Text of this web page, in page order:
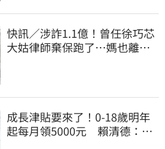
快訊／涉詐1.1億！曾任徐巧芯
大姑律師棄保跑了…媽也離
成長津貼要來了！0-18歲明年
起每月領5000元 賴清德：此